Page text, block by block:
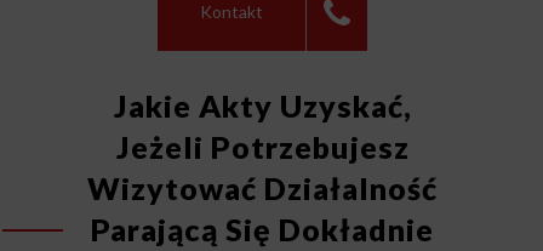
Kontakt
Jakie Akty Uzyskać,
Jeżeli Potrzebujesz
Wizytować Działalność
Parającą Się Dokładnie